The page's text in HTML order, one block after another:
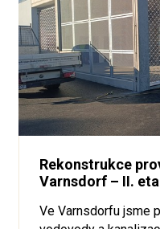
Rekonstrukce
Varnsdorf – II.
Ve Varnsdorfu jsme